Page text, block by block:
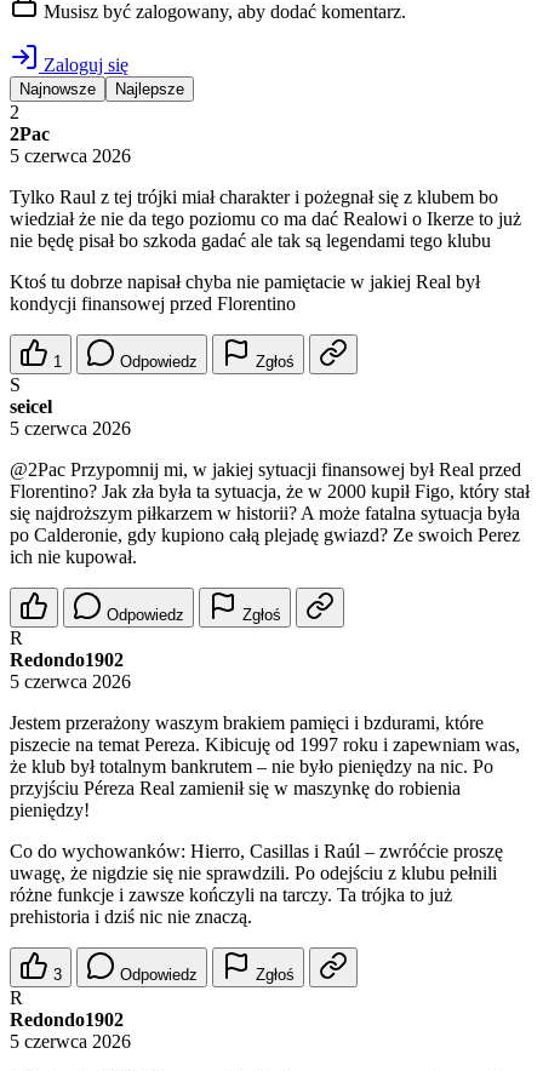
Musisz być zalogowany, aby dodać komentarz.
Zaloguj się
Najnowsze Najlepsze
2
2Pac
5 czerwca 2026
Tylko Raul z tej trójki miał charakter i pożegnał się z klubem bo
wiedział że nie da tego poziomu co ma dać Realowi o Ikerze to już
nie będę pisał bo szkoda gadać ale tak są legendami tego klubu
Ktoś tu dobrze napisał chyba nie pamiętacie w jakiej Real był
kondycji finansowej przed Florentino
1 Odpowiedz Zgłoś
S
seicel
5 czerwca 2026
@2Pac Przypomnij mi, w jakiej sytuacji finansowej był Real przed
Florentino? Jak zła była ta sytuacja, że w 2000 kupił Figo, który stał
się najdroższym piłkarzem w historii? A może fatalna sytuacja była
po Calderonie, gdy kupiono całą plejadę gwiazd? Ze swoich Perez
ich nie kupował.
Odpowiedz Zgłoś
R
Redondo1902
5 czerwca 2026
Jestem przerażony waszym brakiem pamięci i bzdurami, które
piszecie na temat Pereza. Kibicuję od 1997 roku i zapewniam was,
że klub był totalnym bankrutem – nie było pieniędzy na nic. Po
przyjściu Péreza Real zamienił się w maszynkę do robienia
pieniędzy!
Co do wychowanków: Hierro, Casillas i Raúl – zwróćcie proszę
uwagę, że nigdzie się nie sprawdzili. Po odejściu z klubu pełnili
różne funkcje i zawsze kończyli na tarczy. Ta trójka to już
prehistoria i dziś nic nie znaczą.
3 Odpowiedz Zgłoś
R
Redondo1902
5 czerwca 2026